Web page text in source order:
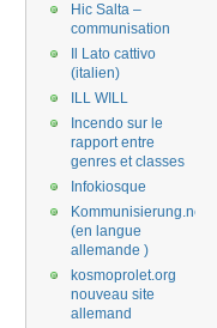
Hic Salta –
communisation
Il Lato cattivo
(italien)
ILL WILL
Incendo sur le
rapport entre
genres et classes
Infokiosque
Kommunisierung.net
(en langue
allemande )
kosmoprolet.org
nouveau site
allemand